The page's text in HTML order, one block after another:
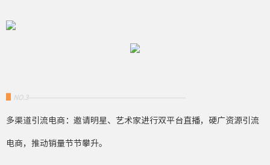
NO.3-----------------------------------------------------------------
多渠道引流电商：邀请明星、艺术家进行双平台直播，硬广资源引流
电商，推动销量节节攀升。